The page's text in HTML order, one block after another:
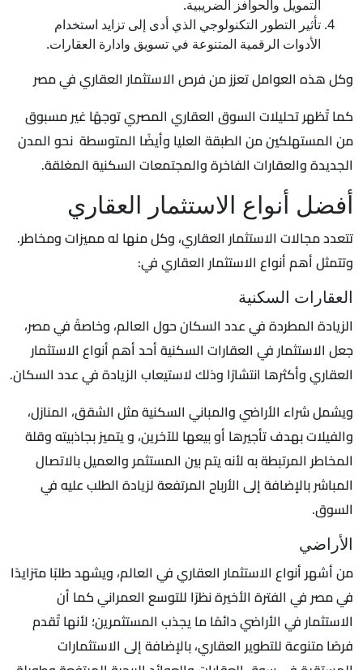
التمويل والحوافز الضريبية.
تأثير التطور التكنولوجي الذي أدى إلى تزايد استخدام
الأدوات الرقمية المتنوعة في تسويق وادارة العقارات.
وكل هذه العوامل تعزز من فرص الاستثمار العقاري في مصر
كما تُظهر تحليلات السوق العقاري المصري توجهًا غير مسبوق
من المستهلكين من الطبقة العليا وأيضًا المتوسطة نحو المدن
الجديدة والعقارات الفاخرة والمجتمعات السكنية المغلقة.
أفضل أنواع الاستثمار العقاري
تتعدد مجالات الاستثمار العقاري، وكل منها له مميزات ومخاطر.
وتتمثل أهم أنواع الاستثمار العقاري في:
العقارات السكنية
الزيادة المطردة في عدد السكان حول العالم، وخاصةً في مصر،
جعل الاستثمار في العقارات السكنية أحد أهم أنواع الاستثمار
العقاري وأكثرها انتشارًا وذلك لاستيعاب الزيادة في عدد السكان.
ويشمل شراء الأراضي والمباني السكنية مثل الشقق، المنازل،
والفيلات بهدف تأجيرها أو بيعها للآخرين، و يتميز بجاذبيته وقلة
المخاطر المرتبطة به لأنه يتم بين المستثمر والعميل بالاتصال
المباشر بالإضافة إلى الأرباح المرتفعة لزيادة الطلب عليه في
السوق.
الأراضي
من أشهر أنواع الاستثمار العقاري في العالم، ويشهد طلبًا متزايدًا
في مصر في الفترة الأخيرة نظرًا للتوسع العمراني كما أن
الاستثمار في الأراضي دائمًا ما يجذب المستثمرين؛ لأنها تُقدم
فرصًا متنوعة للتطوير العقاري، بالإضافة إلى الاستثمارات